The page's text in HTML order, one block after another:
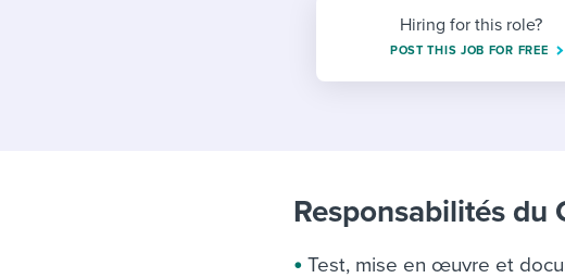
Hiring for this role?
POST THIS JOB FOR FREE
Responsabilités du
Test, mise en œuvre et